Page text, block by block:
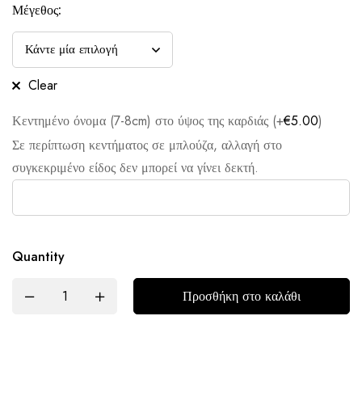
Μέγεθος:
Clear
Κεντημένο όνομα (7-8cm) στο ύψος της καρδιάς (+€5.00)
Σε περίπτωση κεντήματος σε μπλούζα, αλλαγή στο
συγκεκριμένο είδος δεν μπορεί να γίνει δεκτή.
Quantity
Προσθήκη στο καλάθι